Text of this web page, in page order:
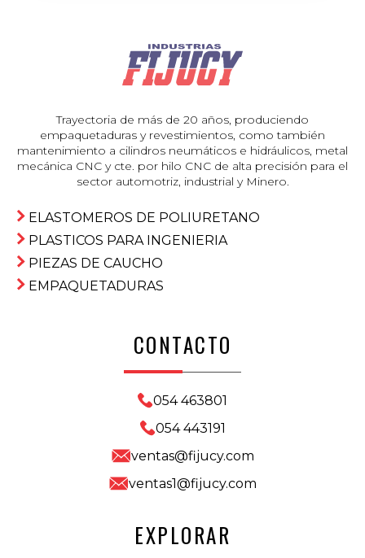
Trayectoria de más de 20 años, produciendo
empaquetaduras y revestimientos, como también
mantenimiento a cilindros neumáticos e hidráulicos, metal
mecánica CNC y cte. por hilo CNC de alta precisión para el
sector automotriz, industrial y Minero.
ELASTOMEROS DE POLIURETANO
PLASTICOS PARA INGENIERIA
PIEZAS DE CAUCHO
EMPAQUETADURAS
CONTACTO
054 463801
054 443191
ventas@fijucy.com
ventas1@fijucy.com
EXPLORAR